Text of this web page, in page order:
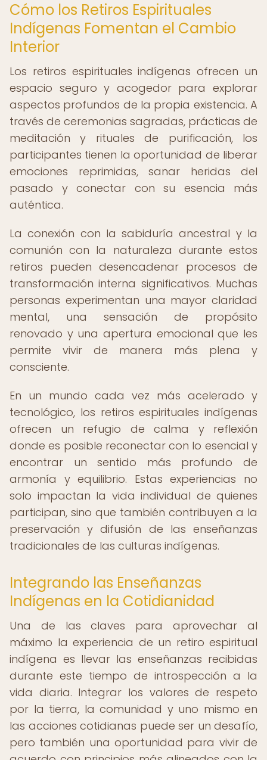
Cómo los Retiros Espirituales
Indígenas Fomentan el Cambio
Interior
Los retiros espirituales indígenas ofrecen un
espacio seguro y acogedor para explorar
aspectos profundos de la propia existencia. A
través de ceremonias sagradas, prácticas de
meditación y rituales de purificación, los
participantes tienen la oportunidad de liberar
emociones reprimidas, sanar heridas del
pasado y conectar con su esencia más
auténtica.
La conexión con la sabiduría ancestral y la
comunión con la naturaleza durante estos
retiros pueden desencadenar procesos de
transformación interna significativos. Muchas
personas experimentan una mayor claridad
mental, una sensación de propósito
renovado y una apertura emocional que les
permite vivir de manera más plena y
consciente.
En un mundo cada vez más acelerado y
tecnológico, los retiros espirituales indígenas
ofrecen un refugio de calma y reflexión
donde es posible reconectar con lo esencial y
encontrar un sentido más profundo de
armonía y equilibrio. Estas experiencias no
solo impactan la vida individual de quienes
participan, sino que también contribuyen a la
preservación y difusión de las enseñanzas
tradicionales de las culturas indígenas.
Integrando las Enseñanzas
Indígenas en la Cotidianidad
Una de las claves para aprovechar al
máximo la experiencia de un retiro espiritual
indígena es llevar las enseñanzas recibidas
durante este tiempo de introspección a la
vida diaria. Integrar los valores de respeto
por la tierra, la comunidad y uno mismo en
las acciones cotidianas puede ser un desafío,
pero también una oportunidad para vivir de